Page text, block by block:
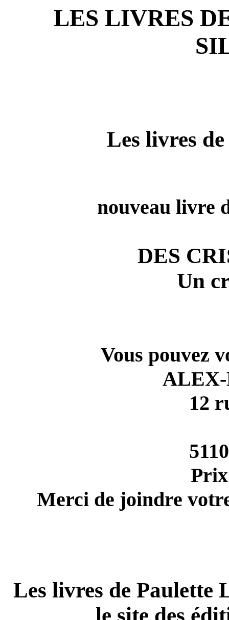
LES LIVRES
Les livres
nouveau livre
DES
Un
Vous pouvez
12
Merci de joindre
Les livres de Paulette
le site des